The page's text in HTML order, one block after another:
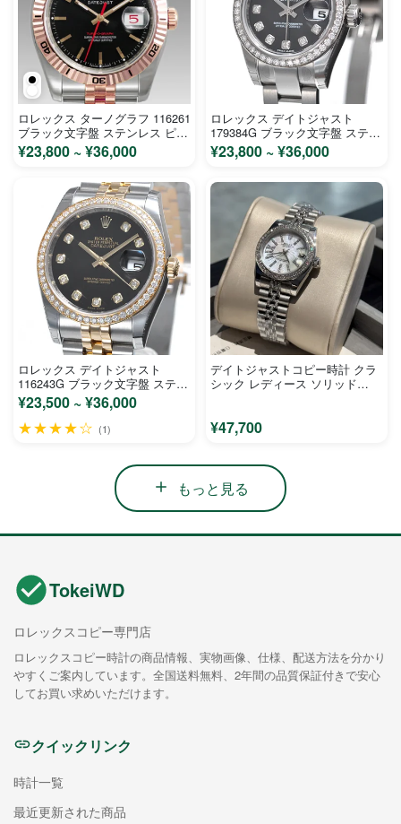
ロレックス ターノグラフ 116261
ブラック文字盤 ステンレス ピン
クゴールド メンズ 時計 コピー
¥23,800 ~ ¥36,000
ロレックス デイトジャスト
179384G ブラック文字盤 ステン
レス ホワイトゴールド レディー
ス 時計 コピー
¥23,800 ~ ¥36,000
ロレックス デイトジャスト
116243G ブラック文字盤 ステン
レス イエローゴールド メンズ
時計 コピー
¥23,500 ~ ¥36,000
★★★★☆ (1)
デイトジャストコピー時計 クラ
シック レディース ソリッド
¥47,700
もっと見る
TokeiWD
ロレックスコピー専門店
ロレックスコピー時計の商品情報、実物画像、仕様、配送方法を分かり
やすくご案内しています。全国送料無料、2年間の品質保証付きで安心
してお買い求めいただけます。
クイックリンク
時計一覧
最近更新された商品